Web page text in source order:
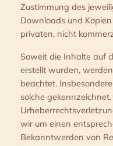
Zustimmung des
Downloads und
privaten, nicht
Soweit die Inhalte auf
erstellt wurden,
beachtet.
solche
wir um einen
Bekanntwerden von